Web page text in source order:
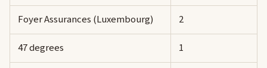
Foyer Assurances (Luxembourg)
2
47 degrees
1